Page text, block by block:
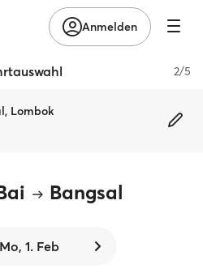
Anmelden
2/5
Lombok
Bangsal
Mo, 1. Feb